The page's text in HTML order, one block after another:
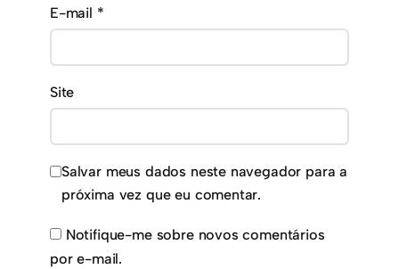
E-mail *
Site
Salvar meus dados neste navegador para a
próxima vez que eu comentar.
Notifique-me sobre novos comentários
por e-mail.